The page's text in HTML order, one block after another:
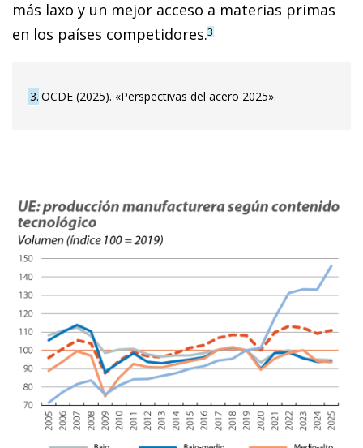
más laxo y un mejor acceso a materias primas
en los países competidores.3
3 OCDE (2025). «Perspectivas del acero 2025».